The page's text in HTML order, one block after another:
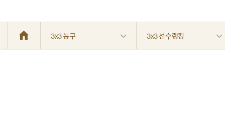
3x3 농구 3x3 선수랭킹